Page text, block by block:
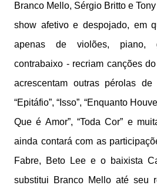
Branco Mello, Sérgio Britto e
show afetivo e despojado, em
apenas de violões, piano,
contrabaixo - recriam canções
acrescentam outras pérolas
“Epitáfio”, “Isso”, “Enquanto
Que é Amor”, “Toda Cor” e
ainda contará com as
Fabre, Beto Lee e o baixista
substitui Branco Mello até seu